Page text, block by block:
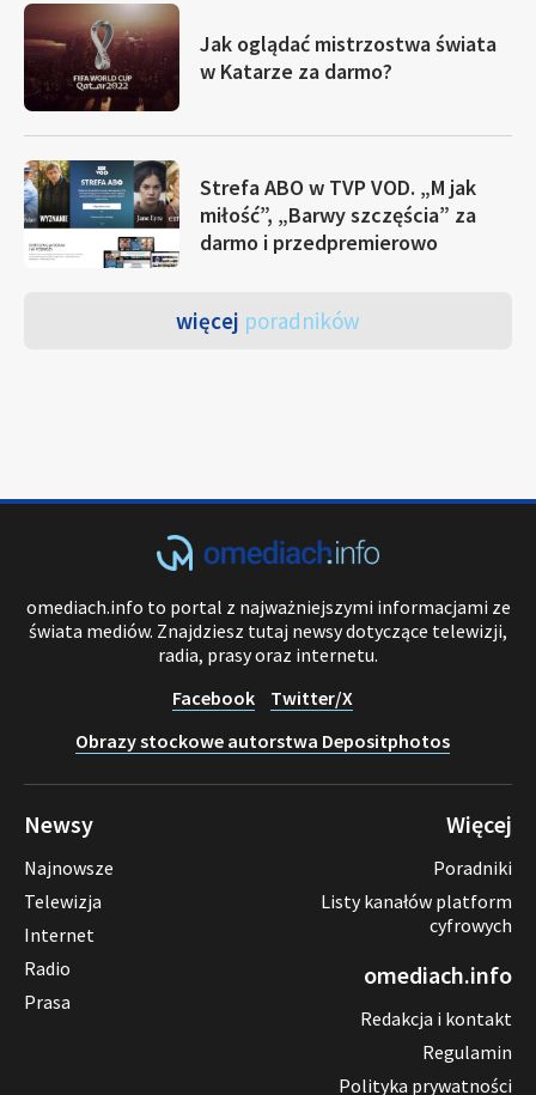
Jak oglądać mistrzostwa świata
w Katarze za darmo?
Strefa ABO w TVP VOD. „M jak
miłość”, „Barwy szczęścia” za
darmo i przedpremierowo
więcej poradników
omediach.info to portal z najważniejszymi informacjami ze
świata mediów. Znajdziesz tutaj newsy dotyczące telewizji,
radia, prasy oraz internetu.
Facebook
Twitter/X
Obrazy stockowe autorstwa Depositphotos
Newsy
Najnowsze
Telewizja
Internet
Radio
Prasa
Więcej
Poradniki
Listy kanałów platform
cyfrowych
omediach.info
Redakcja i kontakt
Regulamin
Polityka prywatności